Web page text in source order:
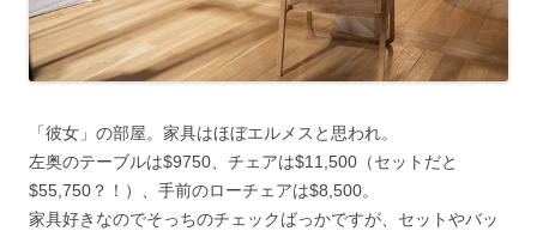
「彼女」の部屋。家具はほぼエルメスと思われ。
左奥のテーブルは$9750、チェアは$11,500（セットだと
$55,750？！）、手前のローチェアは$8,500。
家具好きなのでそっちのチェックばっかですが、セットやバッ